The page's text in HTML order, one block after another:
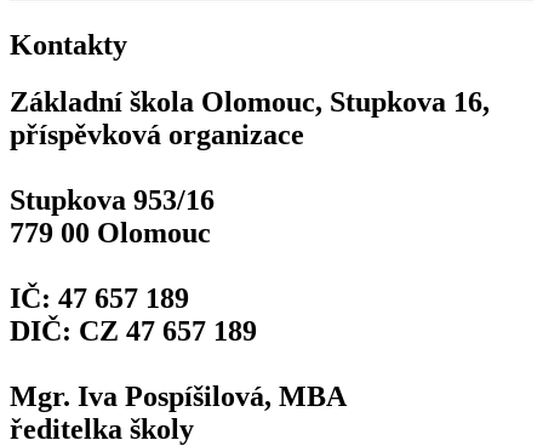
Kontakty
Základní škola Olomouc, Stupkova 16,
příspěvková organizace
Stupkova 953/16
779 00 Olomouc
IČ: 47 657 189
DIČ: CZ 47 657 189
Mgr. Iva Pospíšilová, MBA
ředitelka školy